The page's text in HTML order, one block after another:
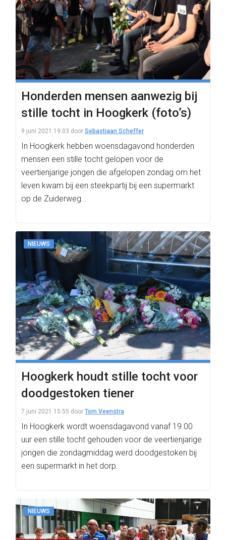
Honderden mensen aanwezig bij
stille tocht in Hoogkerk (foto’s)
9 juni 2021 19:03 door Sebastiaan Scheffer
In Hoogkerk hebben woensdagavond honderden
mensen een stille tocht gelopen voor de
veertienjarige jongen die afgelopen zondag om het
leven kwam bij een steekpartij bij een supermarkt
op de Zuiderweg…
NIEUWS
Hoogkerk houdt stille tocht voor
doodgestoken tiener
7 juni 2021 15:55 door Tom Veenstra
In Hoogkerk wordt woensdagavond vanaf 19.00
uur een stille tocht gehouden voor de veertienjarige
jongen die zondagmiddag werd doodgestoken bij
een supermarkt in het dorp.
NIEUWS